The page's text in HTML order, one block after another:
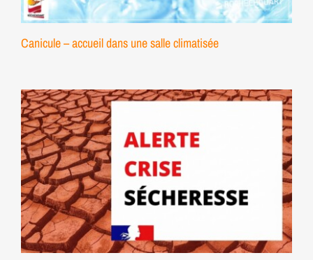
Canicule – accueil dans une salle climatisée